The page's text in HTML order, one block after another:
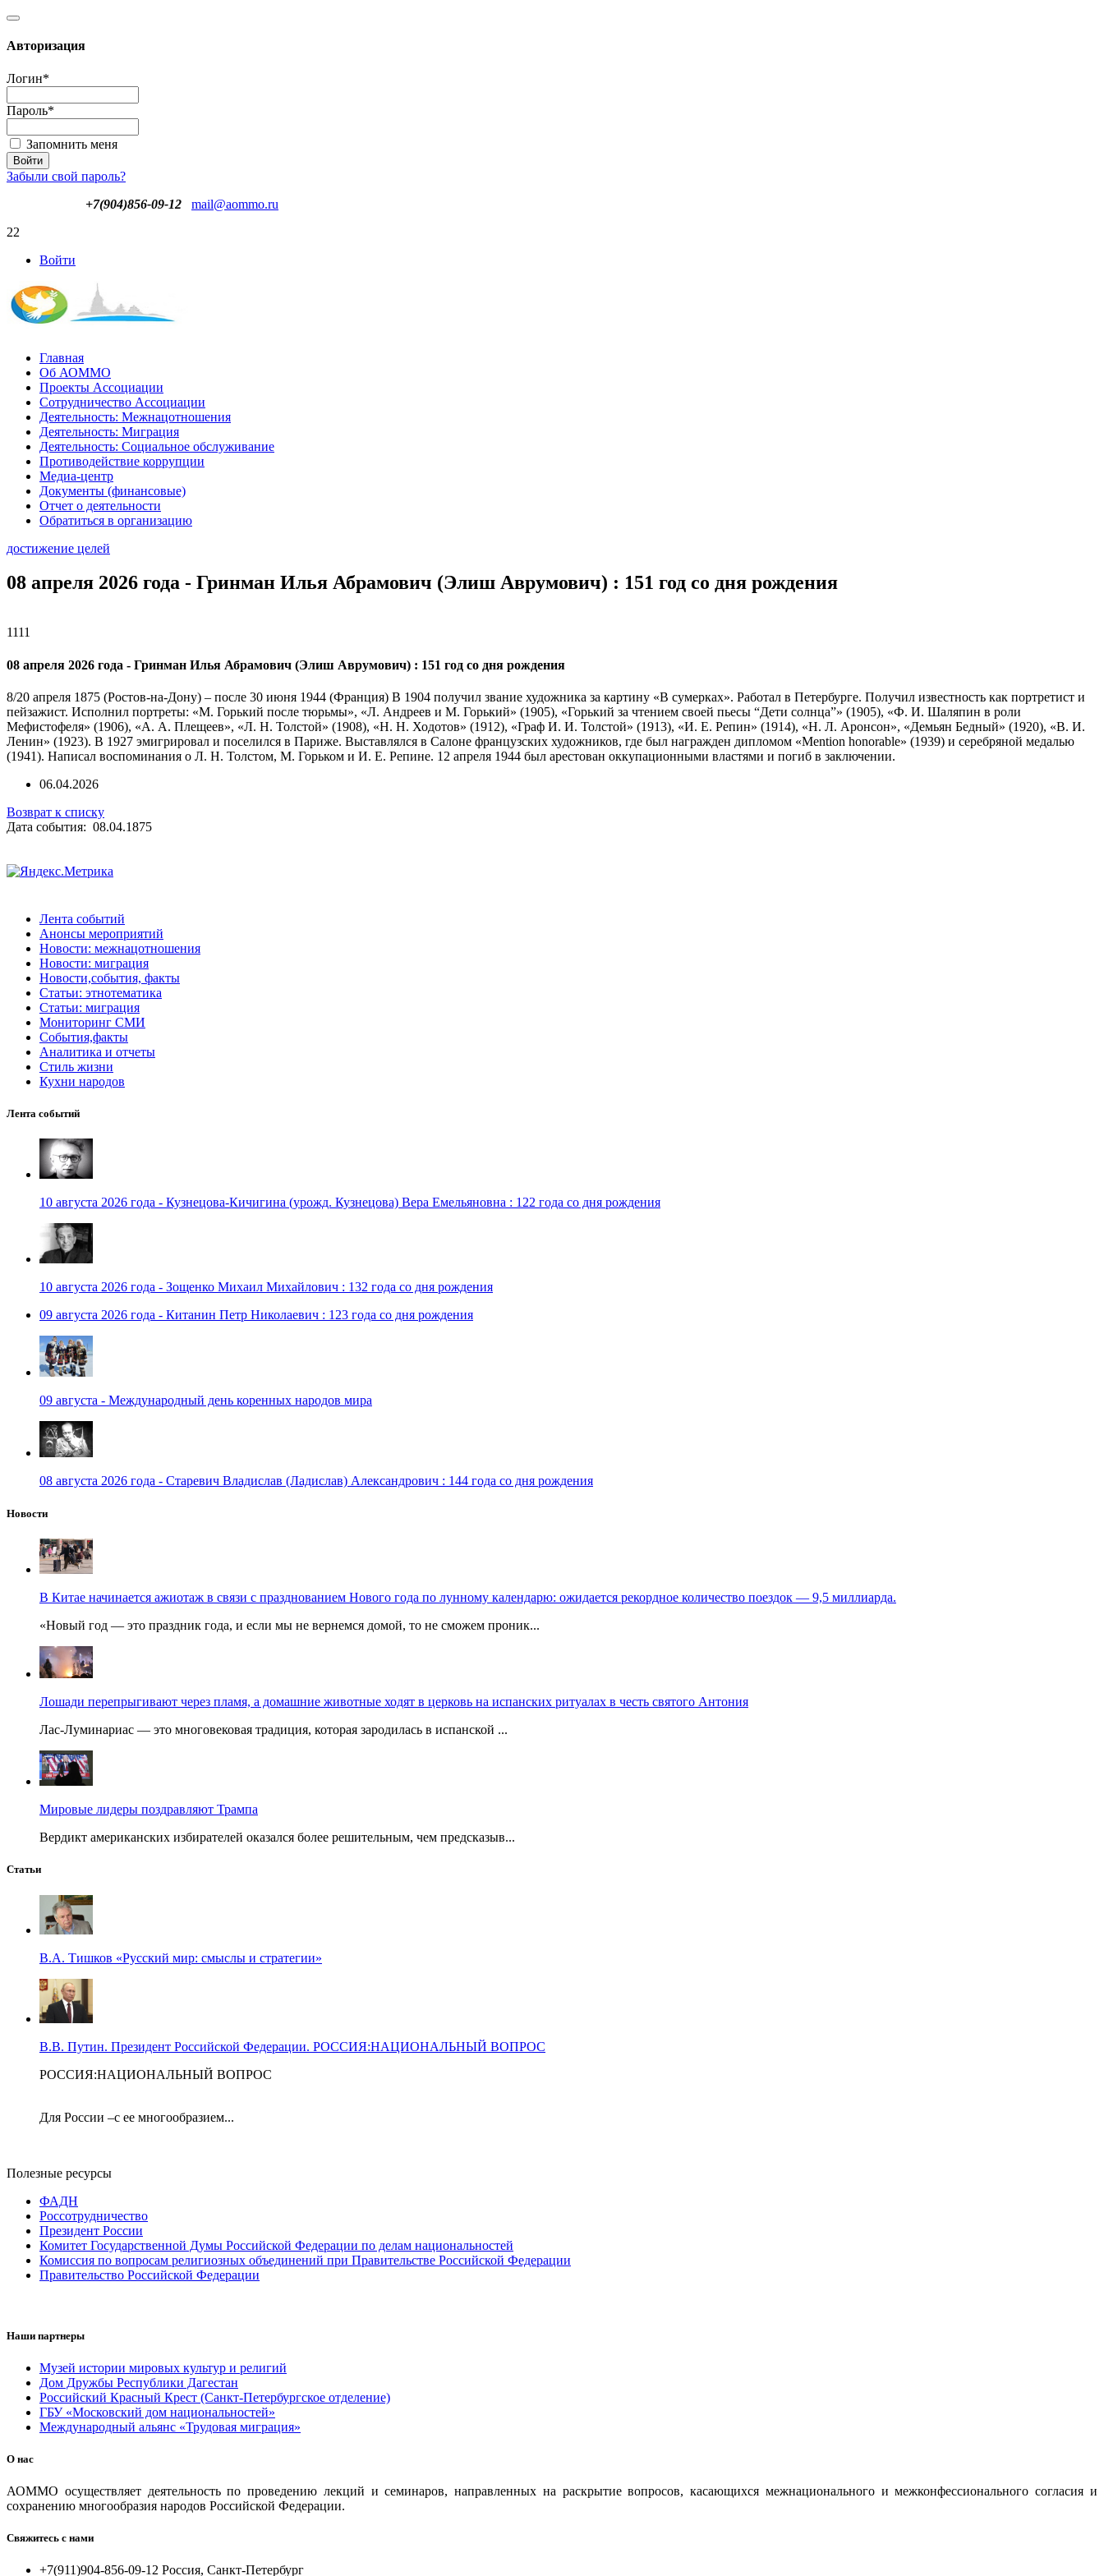
Авторизация
Логин*
Пароль*
Запомнить меня
Забыли свой пароль?
+7(904)856-09-12
mail@aommo.ru
22
Войти
Главная
Об АОММО
Проекты Ассоциации
Сотрудничество Ассоциации
Деятельность: Межнацотношения
Деятельность: Миграция
Деятельность: Социальное обслуживание
Противодействие коррупции
Медиа-центр
Документы (финансовые)
Отчет о деятельности
Обратиться в организацию
достижение целей
08 апреля 2026 года - Гринман Илья Абрамович (Элиш Аврумович) : 151 год со дня рождения
1111
08 апреля 2026 года - Гринман Илья Абрамович (Элиш Аврумович) : 151 год со дня рождения
8/20 апреля 1875 (Ростов-на-Дону) – после 30 июня 1944 (Франция) В 1904 получил звание художника за картину «В сумерках». Работал в Петербурге. Получил известность как портретист и
пейзажист. Исполнил портреты: «М. Горький после тюрьмы», «Л. Андреев и М. Горький» (1905), «Горький за чтением своей пьесы “Дети солнца”» (1905), «Ф. И. Шаляпин в роли
Мефистофеля» (1906), «А. А. Плещеев», «Л. Н. Толстой» (1908), «Н. Н. Ходотов» (1912), «Граф И. И. Толстой» (1913), «И. Е. Репин» (1914), «Н. Л. Аронсон», «Демьян Бедный» (1920), «В. И.
Ленин» (1923). В 1927 эмигрировал и поселился в Париже. Выставлялся в Салоне французских художников, где был награжден дипломом «Mention honorable» (1939) и серебряной медалью
(1941). Написал воспоминания о Л. Н. Толстом, М. Горьком и И. Е. Репине. 12 апреля 1944 был арестован оккупационными властями и погиб в заключении.
06.04.2026
Возврат к списку
Дата события: 08.04.1875
Лента событий
Анонсы мероприятий
Новости: межнацотношения
Новости: миграция
Новости,события, факты
Статьи: этнотематика
Статьи: миграция
Мониторинг СМИ
События,факты
Аналитика и отчеты
Стиль жизни
Кухни народов
Лента событий
10 августа 2026 года - Кузнецова-Кичигина (урожд. Кузнецова) Вера Емельяновна : 122 года со дня рождения
10 августа 2026 года - Зощенко Михаил Михайлович : 132 года со дня рождения
09 августа 2026 года - Китанин Петр Николаевич : 123 года со дня рождения
09 августа - Международный день коренных народов мира
08 августа 2026 года - Старевич Владислав (Ладислав) Александрович : 144 года со дня рождения
Новости
В Китае начинается ажиотаж в связи с празднованием Нового года по лунному календарю: ожидается рекордное количество поездок — 9,5 миллиарда.
«Новый год — это праздник года, и если мы не вернемся домой, то не сможем проник...
Лошади перепрыгивают через пламя, а домашние животные ходят в церковь на испанских ритуалах в честь святого Антония
Лас-Луминариас — это многовековая традиция, которая зародилась в испанской ...
Мировые лидеры поздравляют Трампа
Вердикт американских избирателей оказался более решительным, чем предсказыв...
Статьи
В.А. Тишков «Русский мир: смыслы и стратегии»
В.В. Путин. Президент Российской Федерации. РОССИЯ:НАЦИОНАЛЬНЫЙ ВОПРОС
РОССИЯ:НАЦИОНАЛЬНЫЙ ВОПРОС
Для России –с ее многообразием...
Полезные ресурсы
ФАДН
Россотрудничество
Президент России
Комитет Государственной Думы Российской Федерации по делам национальностей
Комиссия по вопросам религиозных объединений при Правительстве Российской Федерации
Правительство Российской Федерации
Наши партнеры
Музей истории мировых культур и религий
Дом Дружбы Республики Дагестан
Российский Красный Крест (Санкт-Петербургское отделение)
ГБУ «Московский дом национальностей»
Международный альянс «Трудовая миграция»
О нас
АОММО осуществляет деятельность по проведению лекций и семинаров, направленных на раскрытие вопросов, касающихся межнационального и межконфессионального согласия и
сохранению многообразия народов Российской Федерации.
Свяжитесь с нами
+7(911)904-856-09-12 Россия, Санкт-Петербург